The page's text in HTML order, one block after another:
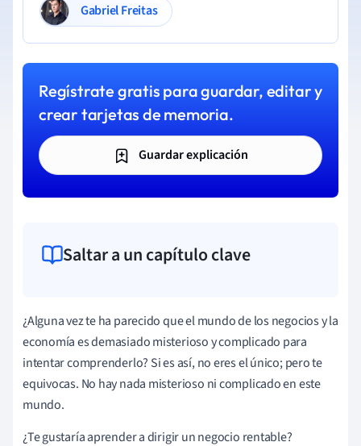
Gabriel Freitas
Regístrate gratis para guardar, editar y
crear tarjetas de memoria.
Guardar explicación
Saltar a un capítulo clave
¿Alguna vez te ha parecido que el mundo de los negocios y la
economía es demasiado misterioso y complicado para
intentar comprenderlo? Si es así, no eres el único; pero te
equivocas. No hay nada misterioso ni complicado en este
mundo.
¿Te gustaría aprender a dirigir un negocio rentable?